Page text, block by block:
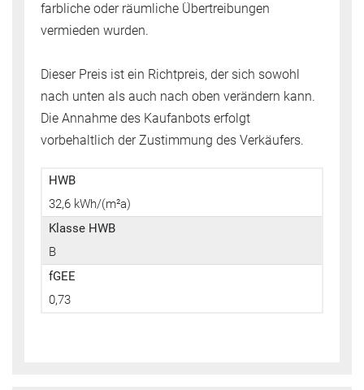
farbliche oder räumliche Übertreibungen
vermieden wurden.
Dieser Preis ist ein Richtpreis, der sich sowohl
nach unten als auch nach oben verändern kann.
Die Annahme des Kaufanbots erfolgt
vorbehaltlich der Zustimmung des Verkäufers.
HWB
32,6 kWh/(m²a)
Klasse HWB
B
fGEE
0,73